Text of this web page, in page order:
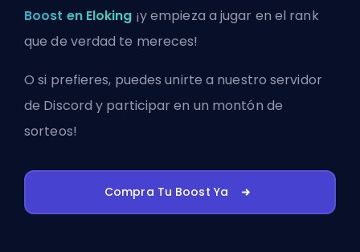
Boost en Eloking ¡y empieza a jugar en el rank
que de verdad te mereces!
O si prefieres, puedesunirte a nuestro servidor
de Discord y participar en un montón de
sorteos!
Compra Tu Boost Ya